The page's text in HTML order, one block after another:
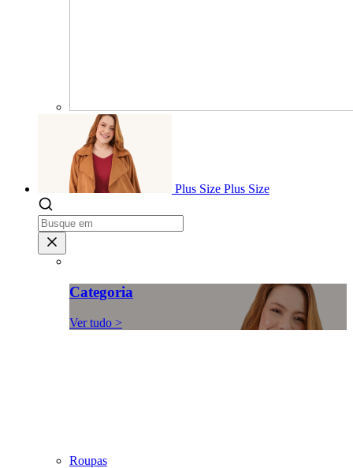
Plus Size Plus Size
Categoria
Ver tudo >
Roupas